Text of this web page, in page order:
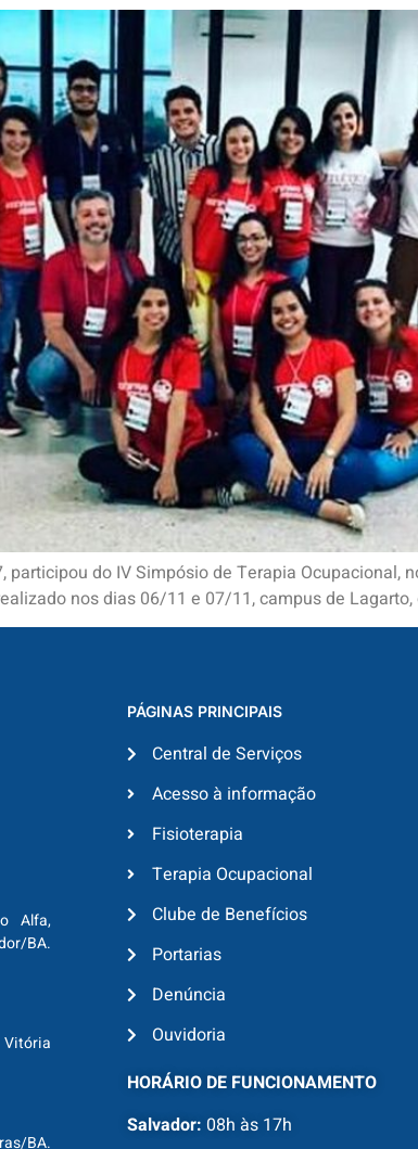
participou do IV Simpósio de Terapia
nos dias 06/11 e 07/11, campus de
Alfa,
BA.
Vitória
BA.
PÁGINAS PRINCIPAIS
Central de Serviços
Acesso à informação
Fisioterapia
Terapia Ocupacional
Clube de Benefícios
Portarias
Denúncia
Ouvidoria
HORÁRIO DE FUNCIONAMENTO
Salvador: 08h às 17h